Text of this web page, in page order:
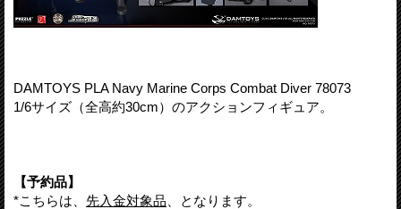
DAMTOYS PLA Navy Marine Corps Combat Diver 78073
1/6サイズ（全高約30cm）のアクションフィギュア。
【予約品】
*こちらは、 先入金対象品 、となります。